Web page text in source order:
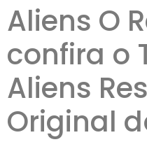
Aliens O
confira o
Aliens
Original